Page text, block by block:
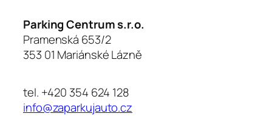
Parking Centrum s.r.o.
Pramenská 653/2
353 01 Mariánské Lázně
tel. +420 354 624 128
info@zaparkujauto.cz